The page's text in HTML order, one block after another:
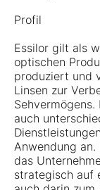
Profil
Essilor gilt als
optischen
produziert und
Linsen zur
auch
Anwendung
das
strategisch auf